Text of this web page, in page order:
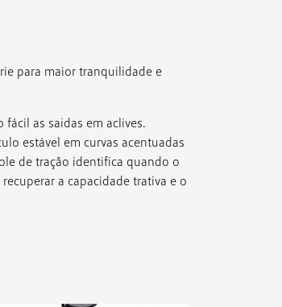
para maior tranquilidade e
as saídas em aclives.
estável em curvas acentuadas
de tração identifica quando o
a capacidade trativa e o